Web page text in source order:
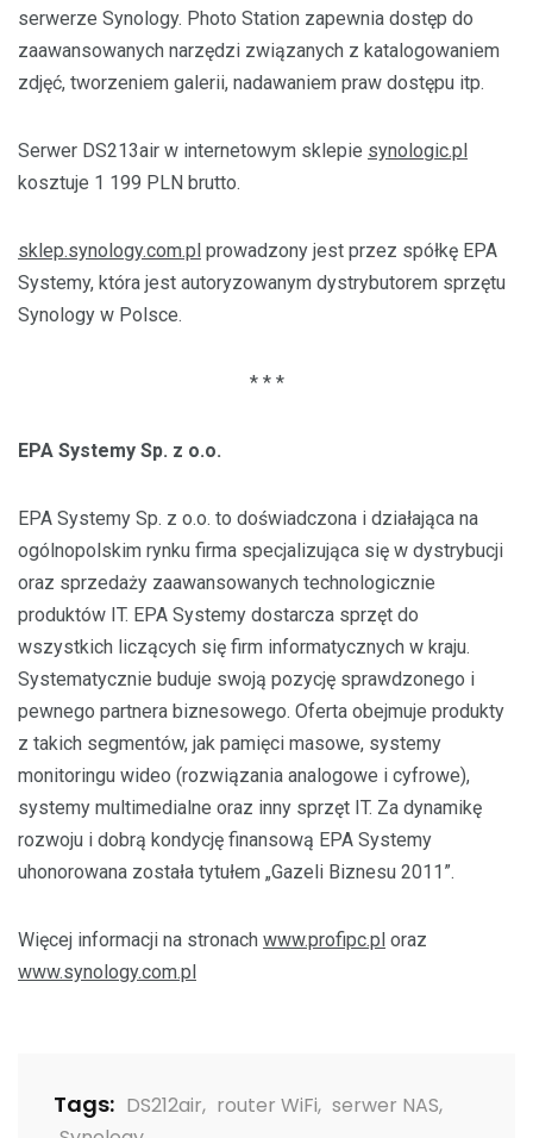
serwerze Synology. Photo Station zapewnia dostęp do
zaawansowanych narzędzi związanych z katalogowaniem
zdjęć, tworzeniem galerii, nadawaniem praw dostępu itp.
Serwer DS213air w internetowym sklepie synologic.pl
kosztuje 1 199 PLN brutto.
sklep.synology.com.pl prowadzony jest przez spółkę EPA
Systemy, która jest autoryzowanym dystrybutorem sprzętu
Synology w Polsce.
* * *
EPA Systemy Sp. z o.o.
EPA Systemy Sp. z o.o. to doświadczona i działająca na
ogólnopolskim rynku firma specjalizująca się w dystrybucji
oraz sprzedaży zaawansowanych technologicznie
produktów IT. EPA Systemy dostarcza sprzęt do
wszystkich liczących się firm informatycznych w kraju.
Systematycznie buduje swoją pozycję sprawdzonego i
pewnego partnera biznesowego. Oferta obejmuje produkty
z takich segmentów, jak pamięci masowe, systemy
monitoringu wideo (rozwiązania analogowe i cyfrowe),
systemy multimedialne oraz inny sprzęt IT. Za dynamikę
rozwoju i dobrą kondycję finansową EPA Systemy
uhonorowana została tytułem „Gazeli Biznesu 2011”.
Więcej informacji na stronach www.profipc.pl oraz
www.synology.com.pl
Tags: DS212air, router WiFi, serwer NAS,